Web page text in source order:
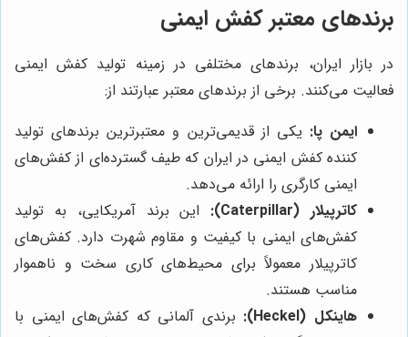
برندهای معتبر کفش ایمنی
در بازار ایران، برندهای مختلفی در زمینه تولید کفش ایمنی
فعالیت می‌کنند. برخی از برندهای معتبر عبارتند از:
ایمن پا: یکی از قدیمی‌ترین و معتبرترین برندهای تولید
کننده کفش ایمنی در ایران که طیف گسترده‌ای از کفش‌های
ایمنی کارگری را ارائه می‌دهد.
کاترپیلار (Caterpillar):
این برند آمریکایی، به تولید
کفش‌های ایمنی با کیفیت و مقاوم شهرت دارد. کفش‌های
کاترپیلار معمولاً برای محیط‌های کاری سخت و ناهموار
مناسب هستند.
هاینکل (Heckel):
برندی آلمانی که کفش‌های ایمنی با